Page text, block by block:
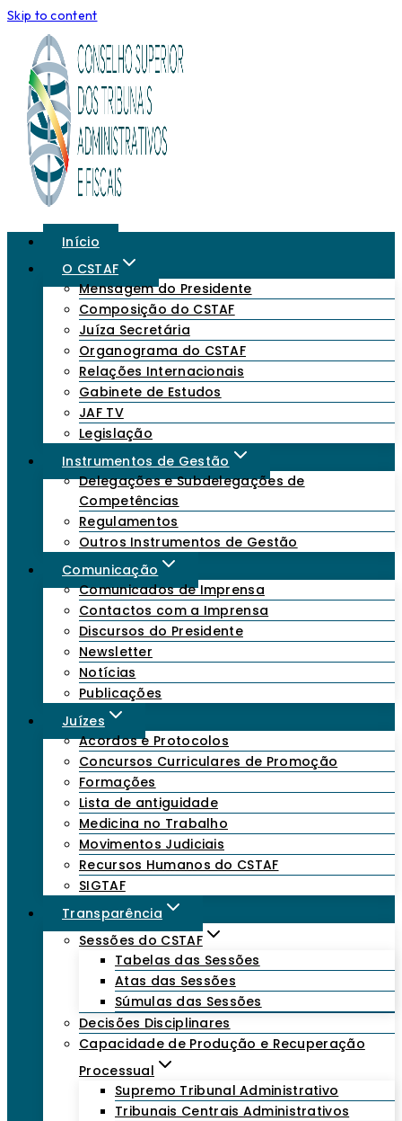
Skip to content
Início
O CSTAF
Mensagem do Presidente
Composição do CSTAF
Juíza Secretária
Organograma do CSTAF
Relações Internacionais
Gabinete de Estudos
JAF TV
Legislação
Instrumentos de Gestão
Delegações e Subdelegações de
Competências
Regulamentos
Outros Instrumentos de Gestão
Comunicação
Comunicados de Imprensa
Contactos com a Imprensa
Discursos do Presidente
Newsletter
Notícias
Publicações
Juízes
Acordos e Protocolos
Concursos Curriculares de Promoção
Formações
Lista de antiguidade
Medicina no Trabalho
Movimentos Judiciais
Recursos Humanos do CSTAF
SIGTAF
Transparência
Sessões do CSTAF
Tabelas das Sessões
Atas das Sessões
Súmulas das Sessões
Decisões Disciplinares
Capacidade de Produção e Recuperação
Processual
Supremo Tribunal Administrativo
Tribunais Centrais Administrativos